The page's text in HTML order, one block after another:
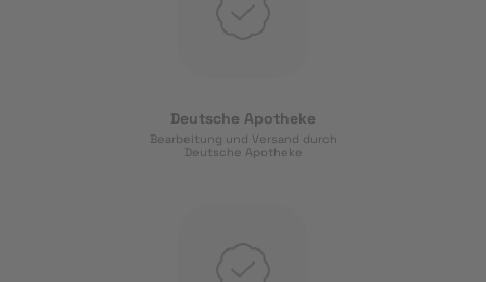
Deutsche Apotheke
Bearbeitung und Versand durch
Deutsche Apotheke